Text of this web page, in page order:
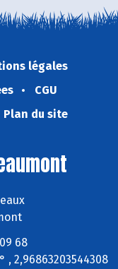
légales
CGU
Plan du site
68
, 2,96863203544308